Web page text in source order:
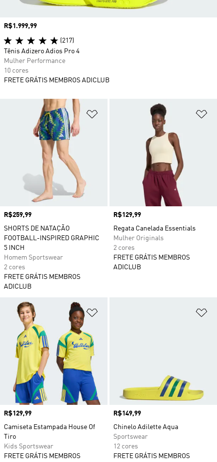
Adicionar à Lista de Desejos
Preço
R$259,99
SHORTS DE NATAÇÃO
FOOTBALL-INSPIRED GRAPHIC
5 INCH
Homem Sportswear
2 cores
FRETE GRÁTIS MEMBROS
ADICLUB
Preço
R$129,99
Regata Canelada Essentials
Mulher Originals
2 cores
FRETE GRÁTIS MEMBROS
ADICLUB
Preço
R$129,99
Camiseta Estampada House Of
Tiro
Kids Sportswear
FRETE GRÁTIS MEMBROS
Preço
R$149,99
Chinelo Adilette Aqua
Sportswear
12 cores
FRETE GRÁTIS MEMBROS
Preço
R$1.999,99
(217)
Tênis Adizero Adios Pro 4
Mulher Performance
10 cores
FRETE GRÁTIS MEMBROS ADICLUB